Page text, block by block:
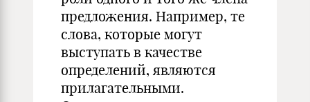
предложения. Например, те
слова, которые могут
выступать в качестве
определений, являются
прилагательными.